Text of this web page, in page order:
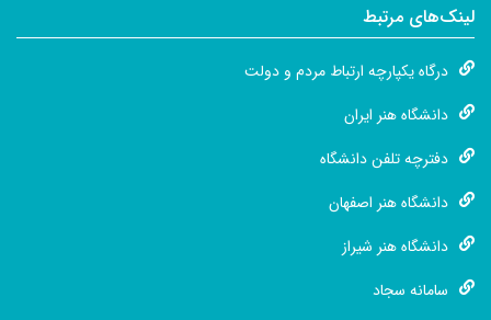
لینک‌های مرتبط
درگاه یکپارچه ارتباط مردم و دولت
دانشگاه هنر ایران
دفترچه تلفن دانشگاه
دانشگاه هنر اصفهان
دانشگاه هنر شیراز
سامانه سجاد